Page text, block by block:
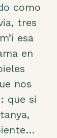
como
tres
esa
en
nos
que si